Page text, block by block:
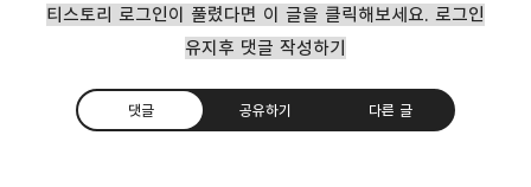
티스토리 로그인이 풀렸다면 이 글을 클릭해보세요. 로그인
유지후 댓글 작성하기
댓글 공유하기 다른 글